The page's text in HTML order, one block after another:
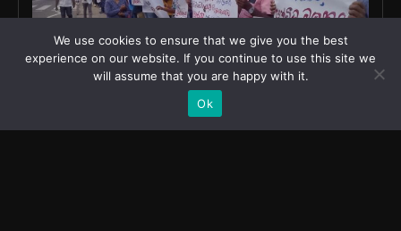
We use cookies to ensure that we give you the best
experience on our website. If you continue to use this site we
will assume that you are happy with it.
Ok